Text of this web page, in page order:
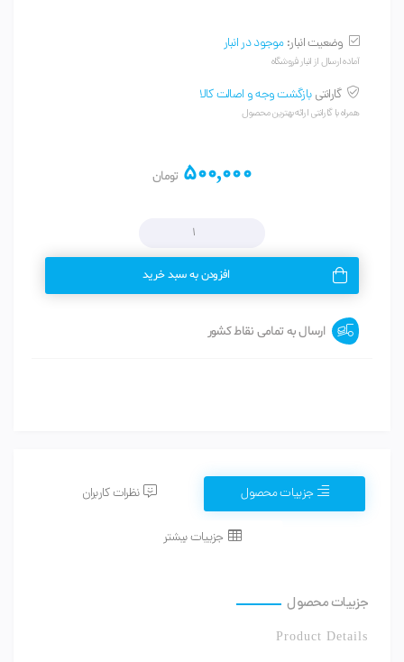
وضعیت انبار:موجود در انبار
آماده ارسال از انبار فروشگاه
گارانتیبازگشت وجه و اصالت کالا
همراه با گارانتی ارائه بهترین محصول
500,000 تومان
افزودن به سبد خرید
ارسال به تمامی نقاط کشور
جزییات محصول نظرات کاربران
جزییات بیشتر
جزییات محصول
Product Details